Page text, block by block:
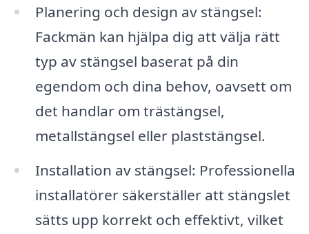
Planering och design av stängsel:
Fackmän kan hjälpa dig att välja rätt
typ av stängsel baserat på din
egendom och dina behov, oavsett om
det handlar om trästängsel,
metallstängsel eller plaststängsel.
Installation av stängsel: Professionella
installatörer säkerställer att stängslet
sätts upp korrekt och effektivt, vilket